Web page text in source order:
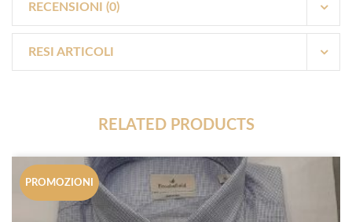
RECENSIONI (0)
RESI ARTICOLI
RELATED PRODUCTS
PROMOZIONI